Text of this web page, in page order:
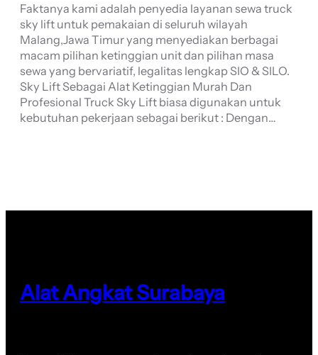
Faktanya kami adalah penyedia layanan sewa truck
sky lift untuk pemakaian di seluruh wilayah
Malang,Jawa Timur yang menyediakan berbagai
macam pilihan ketinggian unit dan pilihan masa
sewa yang bervariatif, legalitas lengkap SIO & SILO.
Sky Lift Sebagai Alat Ketinggian Murah Dan
Profesional Truck Sky Lift biasa digunakan untuk
kebutuhan pekerjaan sebagai berikut : Dengan…
Alat Angkat Surabaya